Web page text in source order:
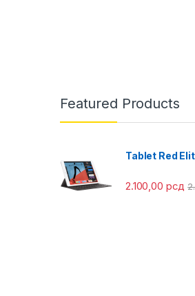
Featured Products
Tablet Red
2.100,00 рсд